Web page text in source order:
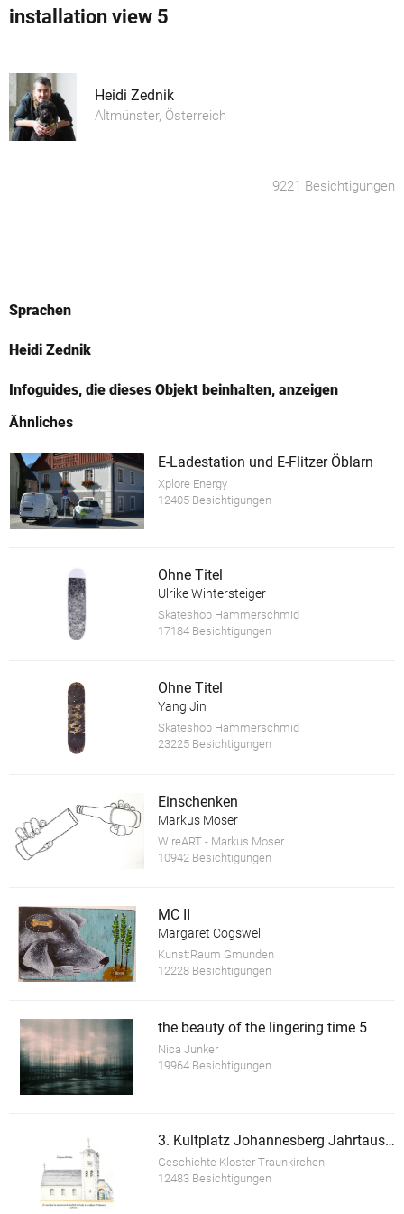
installation view 5
Heidi Zednik
Altmünster, Österreich
9221 Besichtigungen
Sprachen
Heidi Zednik
Infoguides, die dieses Objekt beinhalten, anzeigen
Ähnliches
E-Ladestation und E-Flitzer Öblarn
Xplore Energy
12405 Besichtigungen
Ohne Titel
Ulrike Wintersteiger
Skateshop Hammerschmid
17184 Besichtigungen
Ohne Titel
Yang Jin
Skateshop Hammerschmid
23225 Besichtigungen
Einschenken
Markus Moser
WireART - Markus Moser
10942 Besichtigungen
MC II
Margaret Cogswell
Kunst:Raum Gmunden
12228 Besichtigungen
the beauty of the lingering time 5
Nica Junker
19964 Besichtigungen
3. Kultplatz Johannesberg Jahrtausende alt
Geschichte Kloster Traunkirchen
12483 Besichtigungen